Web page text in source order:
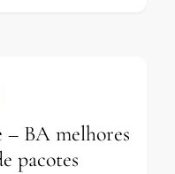
– BA melhores
pacotes